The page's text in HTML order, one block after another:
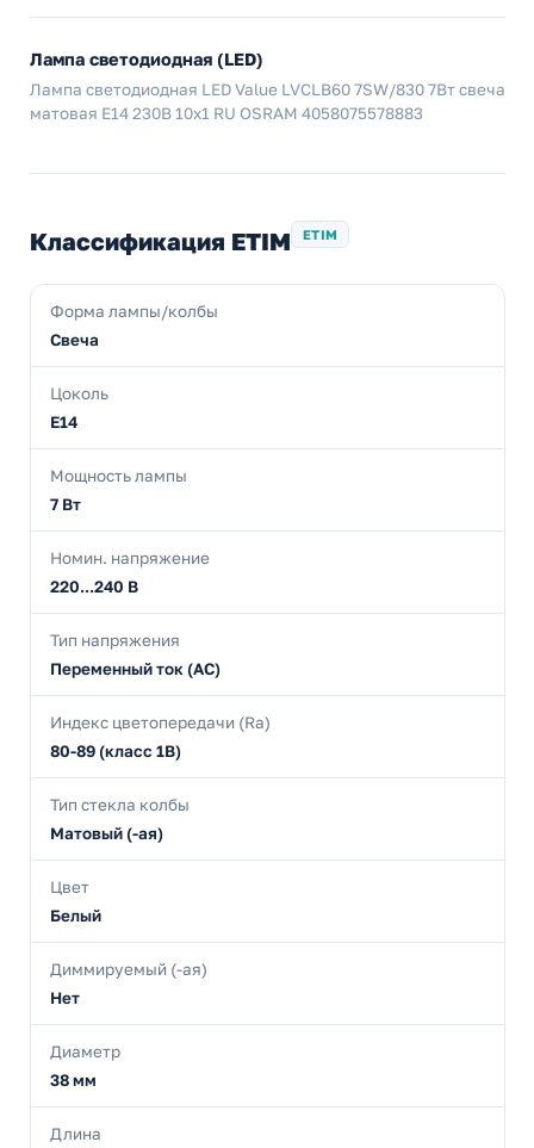
Лампа светодиодная (LED)
Лампа светодиодная LED Value LVCLB60 7SW/830 7Вт свеча
матовая E14 230В 10х1 RU OSRAM 4058075578883
Классификация ETIM ETIM
Форма лампы/колбы
Свеча
Цоколь
E14
Мощность лампы
7 Вт
Номин. напряжение
220...240 В
Тип напряжения
Переменный ток (AC)
Индекс цветопередачи (Ra)
80-89 (класс 1В)
Тип стекла колбы
Матовый (-ая)
Цвет
Белый
Диммируемый (-ая)
Нет
Диаметр
38 мм
Длина